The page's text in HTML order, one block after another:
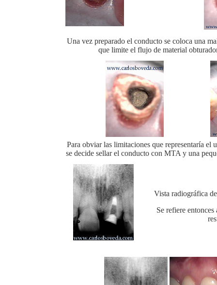
Una vez preparado el conducto se coloca una
que limite el flujo de material
Para obviar las limitaciones que representaría el
se decide sellar el conducto con MTA y una
Vista radiográfica
Se refiere entonces